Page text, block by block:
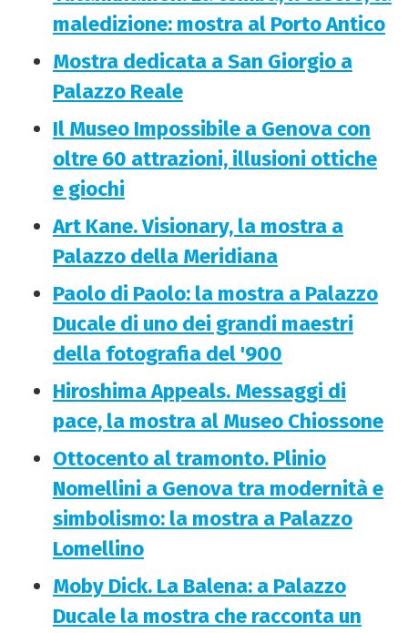
maledizione: mostra al Porto Antico
Mostra dedicata a San Giorgio a
Palazzo Reale
Il Museo Impossibile a Genova con
oltre 60 attrazioni, illusioni ottiche
e giochi
Art Kane. Visionary, la mostra a
Palazzo della Meridiana
Paolo di Paolo: la mostra a Palazzo
Ducale di uno dei grandi maestri
della fotografia del '900
Hiroshima Appeals. Messaggi di
pace, la mostra al Museo Chiossone
Ottocento al tramonto. Plinio
Nomellini a Genova tra modernità e
simbolismo: la mostra a Palazzo
Lomellino
Moby Dick. La Balena: a Palazzo
Ducale la mostra che racconta un